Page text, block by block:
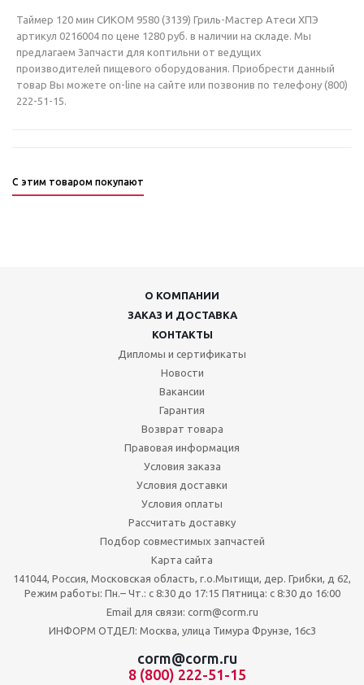
Таймер 120 мин СИКОМ 9580 (3139) Гриль-Мастер Атеси ХПЭ
артикул 0216004 по цене 1280 руб. в наличии на складе. Мы
предлагаем Запчасти для коптильни от ведущих
производителей пищевого оборудования. Приобрести данный
товар Вы можете on-line на сайте или позвонив по телефону (800)
222-51-15.
С этим товаром покупают
О КОМПАНИИ
ЗАКАЗ И ДОСТАВКА
КОНТАКТЫ
Дипломы и сертификаты
Новости
Вакансии
Гарантия
Возврат товара
Правовая информация
Условия заказа
Условия доставки
Условия оплаты
Рассчитать доставку
Подбор совместимых запчастей
Карта сайта
141044, Россия, Московская область, г.о.Мытищи, дер. Грибки, д 62,
Режим работы: Пн.– Чт.: с 8:30 до 17:15 Пятница: c 8:30 до 16:00
Email для связи: corm@corm.ru
ИНФОРМ ОТДЕЛ: Москва, улица Тимура Фрунзе, 16с3
corm@corm.ru
8 (800) 222-51-15